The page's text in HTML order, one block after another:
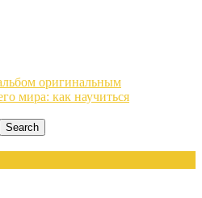
оригинальным
мира: как научиться